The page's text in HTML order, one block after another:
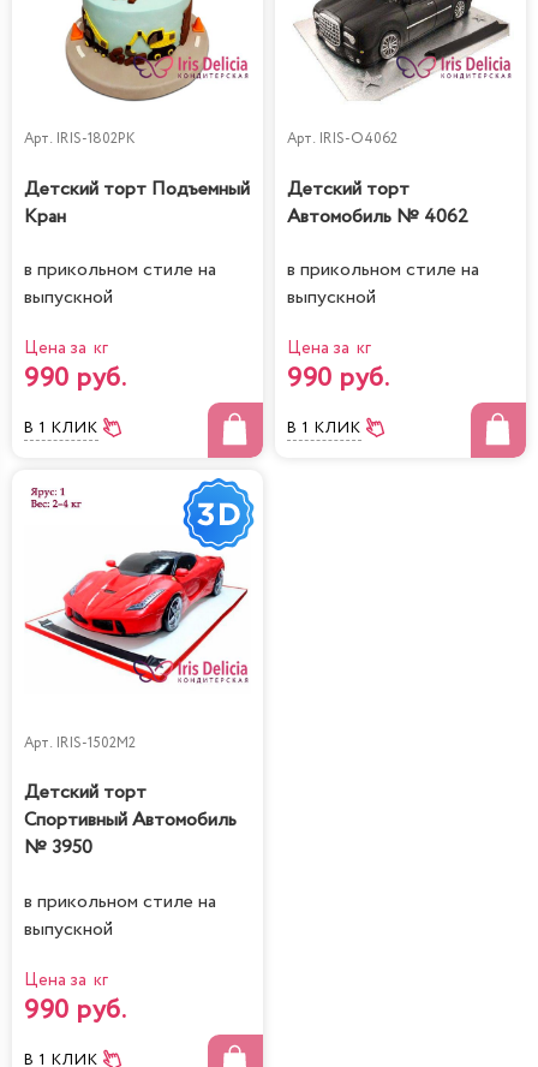
Арт. IRIS-1802PK
Детский торт Подъемный
Кран
в прикольном стиле на
выпускной
Цена за кг
990 руб.
В 1 КЛИК
Арт. IRIS-O4062
Детский торт
Автомобиль № 4062
в прикольном стиле на
выпускной
Цена за кг
990 руб.
В 1 КЛИК
Арт. IRIS-1502M2
Детский торт
Спортивный Автомобиль
№ 3950
в прикольном стиле на
выпускной
Цена за кг
990 руб.
В 1 КЛИК